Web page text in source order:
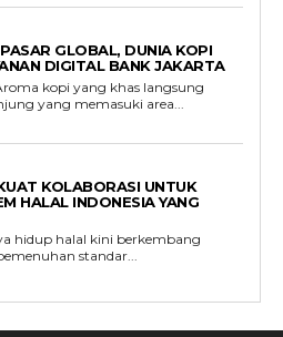
GLOBAL, DUNIA KOPI
DIGITAL BANK JAKARTA
kopi yang khas langsung
yang memasuki area...
KOLABORASI UNTUK
HALAL INDONESIA YANG
hidup halal kini berkembang
standar...